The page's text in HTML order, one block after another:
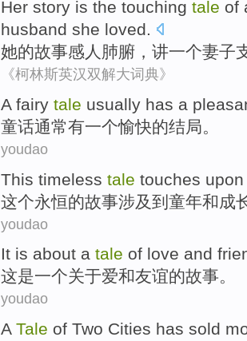
Her story is the touching tale of
husband she loved.
她的故事感人肺腑 ，讲一个妻子
《柯林斯英汉双解大词典》
Afairy tale usually has a
童话通常有一个愉快的结局。
youdao
This timeless tale touches
这个永恒的故事涉及到童年和成
youdao
It is about a tale of love and
这是一个关于爱和友谊的故事。
youdao
A Tale of Two Cities has sold